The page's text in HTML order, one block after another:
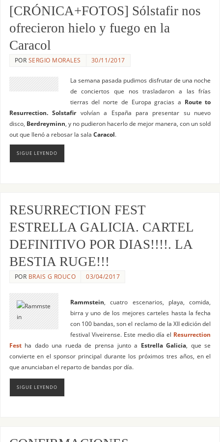
[CRÓNICA+FOTOS] Sólstafir nos
ofrecieron hielo y fuego en la
Caracol
POR SERGIO MORALES 30/11/2017
La semana pasada pudimos disfrutar de una noche
de conciertos que nos trasladaron a las frías
tierras del norte de Europa gracias a Route to
Resurrection. Solstafir volvían a España para presentar su nuevo
disco, Berdreyminn , y no pudieron hacerlo de mejor manera, con un sold
out que llenó a rebosar la sala Caracol.
SIGUE LEYENDO
RESURRECTION FEST
ESTRELLA GALICIA. CARTEL
DEFINITIVO POR DIAS!!!!. LA
BESTIA RUGE!!!
POR BRAIS G ROUCO 03/04/2017
Rammstein, cuatro escenarios, playa, comida,
birra y uno de los mejores carteles hasta la fecha
con 100 bandas, son el reclamo de la XII edición del
festival Viveirense. Este medio día el Resurrection
Festha dado una rueda de prensa junto a Estrella Galicia, que se
convierte en el sponsor principal durante los próximos tres años, en el
que anunciaban el reparto de bandas por día.
SIGUE LEYENDO